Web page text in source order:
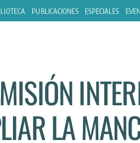
PUBLICACIONES ESPECIALES
LA